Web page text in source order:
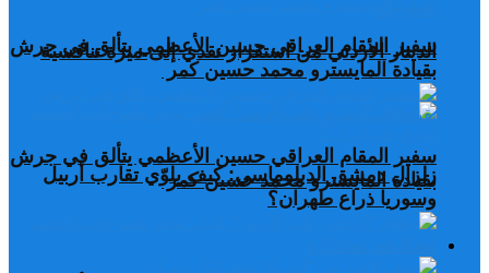
سفير المقام العراقي حسين الأعظمي يتألق في جرش
بقيادة المايسترو محمد حسين كمر
زلزال دمشق الدبلوماسي: كيف يلوّي تقارب أربيل
وسوريا ذراع طهران؟
الدينار الأردني من استقرار نقدي إلى ميزة تنافسية
سفير المقام العراقي حسين الأعظمي يتألق في جرش
بقيادة المايسترو محمد حسين كمر